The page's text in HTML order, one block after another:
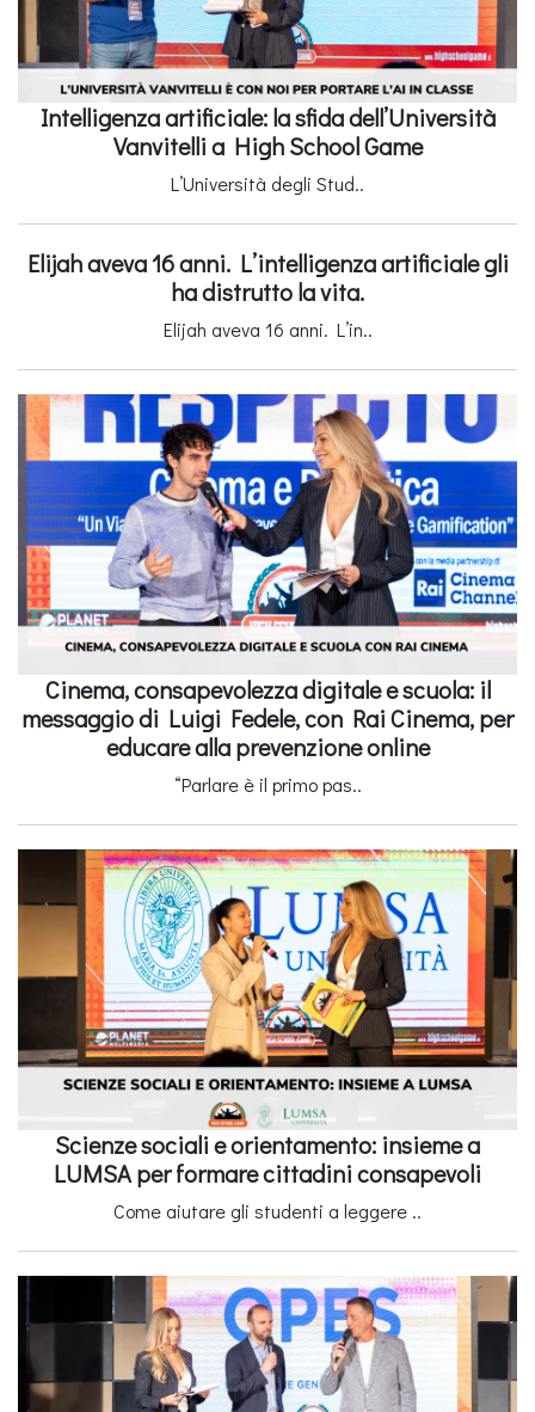
Intelligenza artificiale: la sfida dell’Università
Vanvitelli a High School Game
L’Università degli Stud..
Elijah aveva 16 anni. L’intelligenza artificiale gli
ha distrutto la vita.
Elijah aveva 16 anni. L’in..
Cinema, consapevolezza digitale e scuola: il
messaggio di Luigi Fedele, con Rai Cinema, per
educare alla prevenzione online
“Parlare è il primo pas..
Scienze sociali e orientamento: insieme a
LUMSA per formare cittadini consapevoli
Come aiutare gli studenti a leggere ..